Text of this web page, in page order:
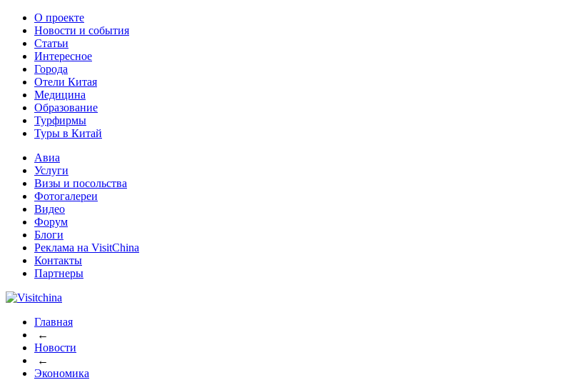
О проекте
Новости и события
Статьи
Интересное
Города
Отели Китая
Медицина
Образование
Турфирмы
Туры в Китай
Авиа
Услуги
Визы и посольства
Фотогалереи
Видео
Форум
Блоги
Реклама на VisitChina
Контакты
Партнеры
Главная
←
Новости
←
Экономика